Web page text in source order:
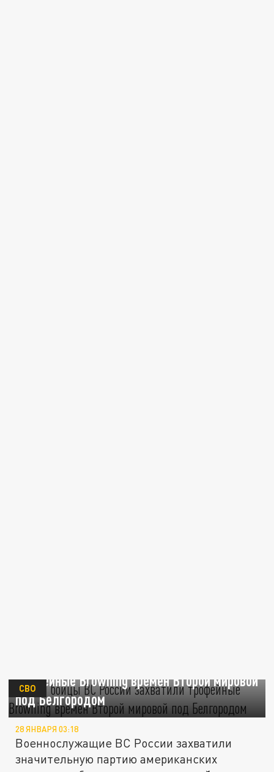
трофейные Browning времен Второй мировой
под Белгородом
СВО
28 ЯНВАРЯ 03:18
Военнослужащие ВС России захватили
значительную партию американских